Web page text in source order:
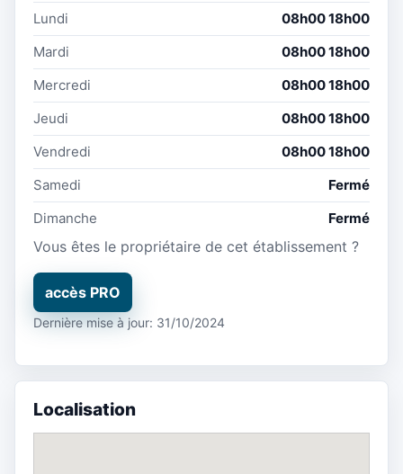
Lundi
08h00 18h00
Mardi
08h00 18h00
Mercredi
08h00 18h00
Jeudi
08h00 18h00
Vendredi
08h00 18h00
Samedi
Fermé
Dimanche
Fermé
Vous êtes le propriétaire de cet établissement ?
accès PRO
Dernière mise à jour: 31/10/2024
Localisation